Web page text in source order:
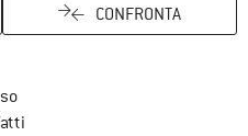
CONFRONTA
Vai alla politica di recesso qui